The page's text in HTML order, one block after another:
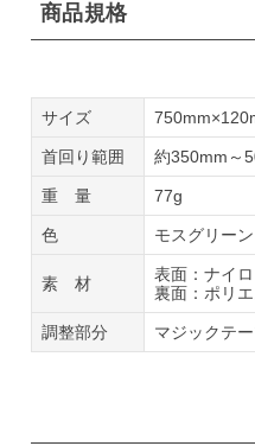
商品規格
サイズ
首回り範囲 約350mm～
重 量 77g
色 モスグリーン
素 材
表面：ナイ
裏面：ポリ
調整部分 マジックテ